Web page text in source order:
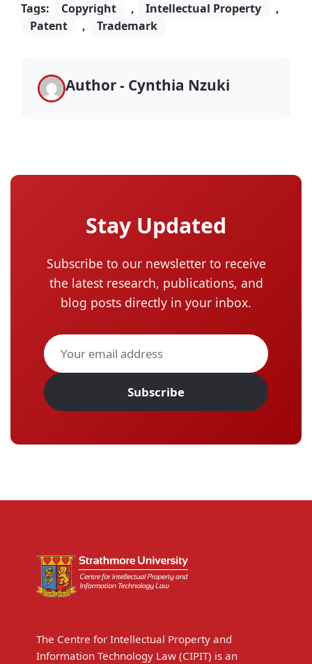
Tags: Copyright , Intellectual Property
,
Patent
, Trademark
Author - Cynthia Nzuki
Stay Updated
Subscribe to our newsletter to receive
the latest research, publications, and
blog posts directly in your inbox.
Subscribe
The Centre for Intellectual Property and
Information Technology Law (CIPIT) is an